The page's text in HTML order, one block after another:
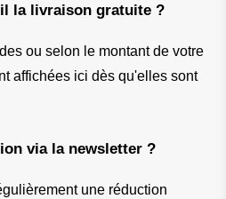
il la livraison gratuite ?
ou selon le montant de votre
affichées ici dès qu'elles sont
via la newsletter ?
une réduction